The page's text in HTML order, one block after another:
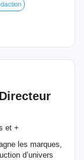
et +
les marques,
d’univers